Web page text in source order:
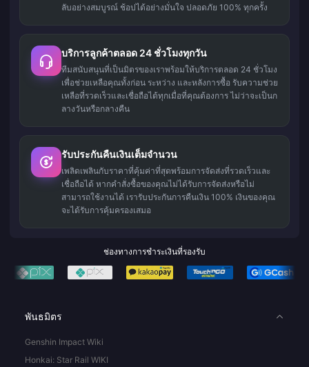
ลับอย่างสมบูรณ์ ช้อปได้อย่างมั่นใจ ปลอดภัย 100% ทุกครั้ง
บริการลูกค้าตลอด 24 ชั่วโมงทุกวัน
ทีมสนับสนุนที่เป็นมิตรของเราพร้อมให้บริการตลอด 24 ชั่วโมง
เพื่อช่วยเหลือคุณทั้งก่อน ระหว่าง และหลังการซื้อ รับความช่วย
เหลือที่รวดเร็วและเชื่อถือได้ทุกเมื่อที่คุณต้องการ ไม่ว่าจะเป็นก
ลางวันหรือกลางคืน
รับประกันคืนเงินเต็มจำนวน
เพลิดเพลินกับราคาที่คุ้มค่าที่สุดพร้อมการจัดส่งที่รวดเร็วและ
เชื่อถือได้ หากคำสั่งซื้อของคุณไม่ได้รับการจัดส่งหรือไม่
สามารถใช้งานได้ เรารับประกันการคืนเงิน 100% เงินของคุณ
จะได้รับการคุ้มครองเสมอ
ช่องทางการชำระเงินที่รองรับ
พันธมิตร
Genshin Impact Wiki
Honkai: Star Rail WIKI